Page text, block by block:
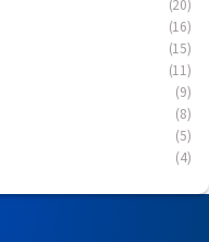
(20)
(16)
(15)
(11)
(9)
(8)
(5)
(4)